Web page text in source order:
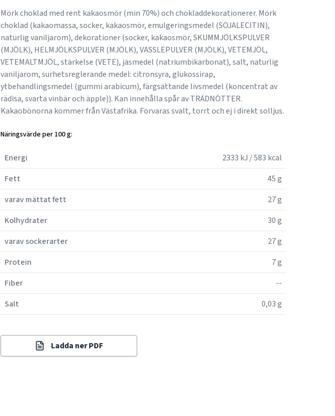
Mörk choklad med rent kakaosmör (min 70%) och chokladdekorationerer. Mörk
choklad (kakaomassa, socker, kakaosmör, emulgeringsmedel (SOJALECITIN),
naturlig vaniljarom), dekorationer (socker, kakaosmör, SKUMMJÖLKSPULVER
(MJÖLK), HELMJÖLKSPULVER (MJÖLK), VASSLEPULVER (MJÖLK), VETEMJÖL,
VETEMALTMJÖL, stärkelse (VETE), jäsmedel (natriumbikarbonat), salt, naturlig
vaniljarom, surhetsreglerande medel: citronsyra, glukossirap,
ytbehandlingsmedel (gummi arabicum), färgsättande livsmedel (koncentrat av
rädisa, svarta vinbär och äpple)). Kan innehålla spår av TRÄDNÖTTER.
Kakaobönorna kommer från Västafrika. Förvaras svalt, torrt och ej i direkt solljus.
Näringsvärde per 100 g:
Energi
2333 kJ / 583 kcal
Fett
45 g
varav mättat fett
27 g
Kolhydrater
30 g
varav sockerarter
27 g
Protein
7 g
Fiber
--
Salt
0,03 g
Ladda ner PDF